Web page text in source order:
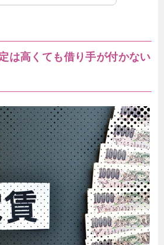
は高くても借り手が付かない